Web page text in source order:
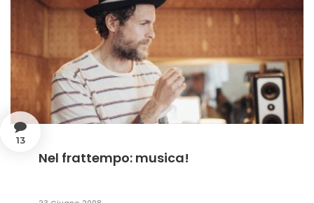
13
Nel frattempo: musica!